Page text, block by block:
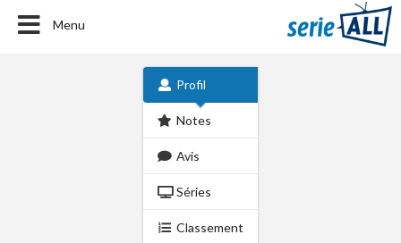
Menu
Profil
Notes
Avis
Séries
Classement